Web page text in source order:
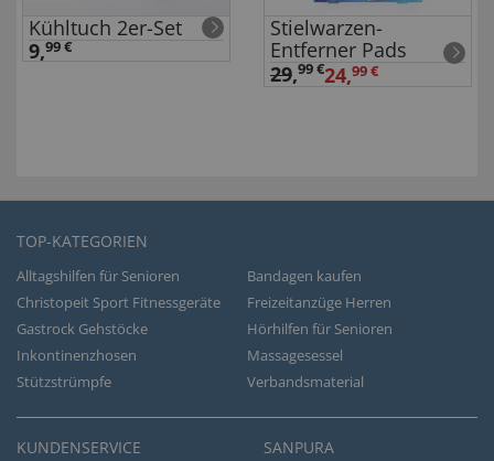
Kühltuch 2er-Set
9,99 €
Stielwarzen-
Entferner Pads
29,99 €24,99 €
TOP-KATEGORIEN
Alltagshilfen für Senioren
Bandagen kaufen
Christopeit Sport Fitnessgeräte
Freizeitanzüge Herren
Gastrock Gehstöcke
Hörhilfen für Senioren
Inkontinenzhosen
Massagesessel
Stützstrümpfe
Verbandsmaterial
KUNDENSERVICE SANPURA